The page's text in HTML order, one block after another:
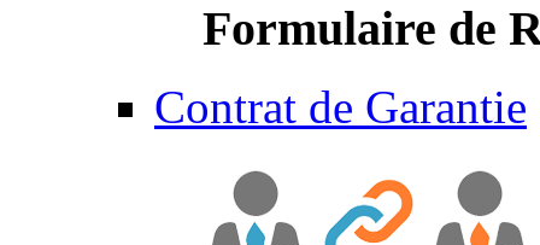
Formulaire de
Contrat de Garantie